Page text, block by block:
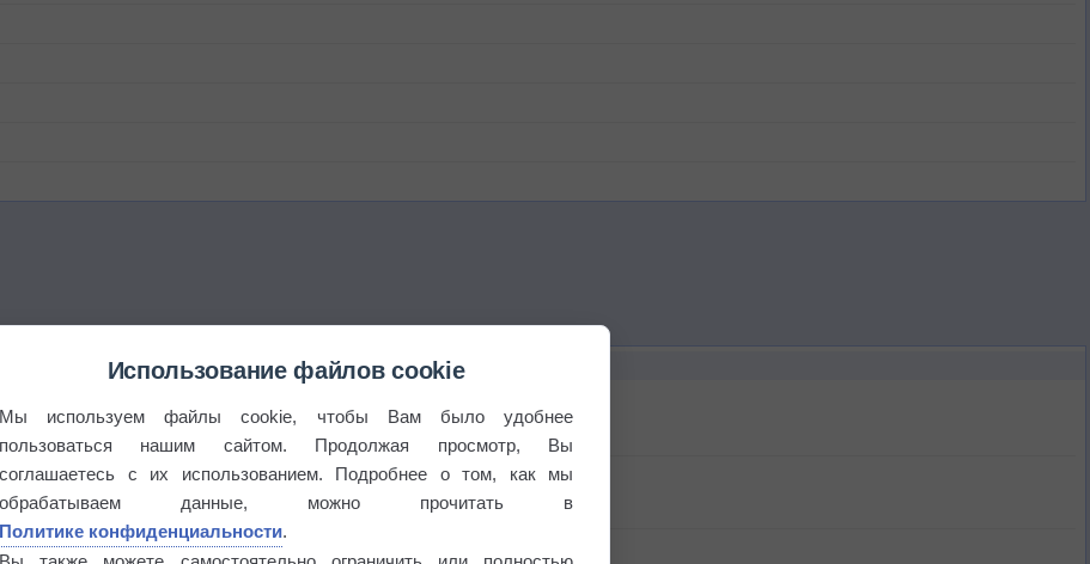
этого лета
Использование файлов cookie
Мы используем файлы cookie, чтобы Вам было удобнее
пользоваться нашим сайтом. Продолжая просмотр, Вы
соглашаетесь с их использованием. Подробнее о том, как мы
обрабатываем данные, можно прочитать в
Политике конфиденциальности.